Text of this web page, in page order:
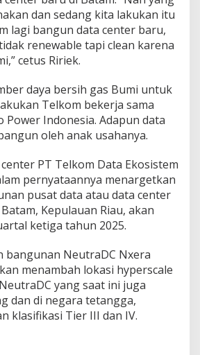
a
u
dan sedang kita lakukan itu
lagi bangun data center baru,
renewable tapi clean karena
cetus Ririek.
daya bersih gas Bumi untuk
Telkom bekerja sama
Power Indonesia. Adapun data
oleh anak usahanya.
PT Telkom Data Ekosistem
pernyataannya menargetkan
pusat data atau data center
Kepulauan Riau, akan
ketiga tahun 2025.
bangunan NeutraDC Nxera
menambah lokasi hyperscale
yang saat ini juga
dan di negara tetangga,
klasifikasi Tier III dan IV.